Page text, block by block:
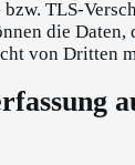
bzw. TLS-
die Daten,
von Dritten